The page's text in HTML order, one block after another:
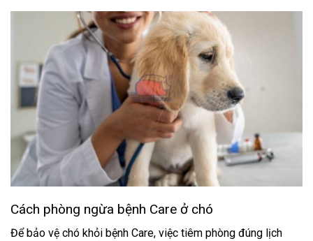
Cách phòng ngừa bệnh Care ở chó
Để bảo vệ chó khỏi bệnh Care, việc tiêm phòng đúng lịch